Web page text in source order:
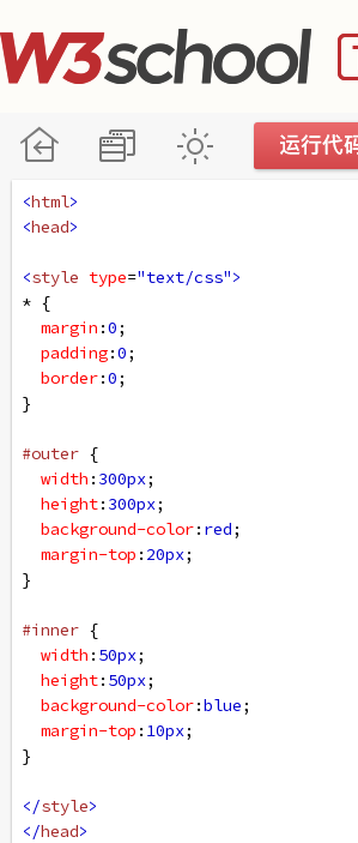
<html>
<head>
<style type="text/css">
* {
margin :0;
padding:0;
border:0;
}
#outer {
width : 300px;
height: 300px;
background-color: red;
margin-top : 20px;
}
#inner {
width : 50px;
height: 50px;
background-color:blue;
margin-top : 10px;
}
</style>
</head>